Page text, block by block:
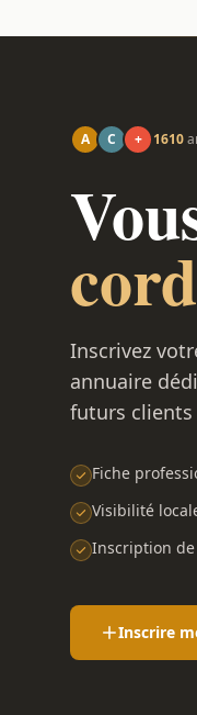
A C + 1610
Inscrivez
annuaire
futurs clients
Fiche
Visibilité
Inscription
Inscrire